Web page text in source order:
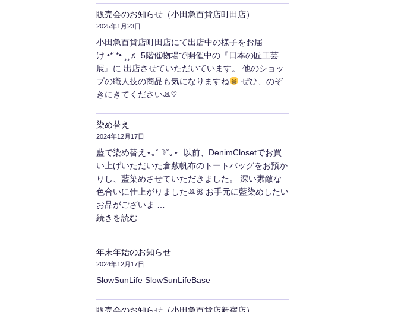
販売会のお知らせ（小田急百貨店町田店）
2025年1月23日
小田急百貨店町田店にて出店中の様子をお届
け.•*¨*•.¸¸♬ 5階催物場で開催中の『日本の匠工芸
展』に 出店させていただいています。 他のショッ
プの職人技の商品も気になりますね
ぜひ、のぞ
きにきてくださいꔛ‬♡
染め替え
2024年12月17日
藍で染め替え⋆｡˚☽˚｡⋆. 以前、DenimClosetでお買
い上げいただいた倉敷帆布のトートバッグをお預か
りし、藍染めさせていただきました。 深い素敵な
色合いに仕上がりましたꔛ‬ꕤ お手元に藍染めしたい
お品がございま …
"染
替
え"
の
続きを読む
年末年始のお知らせ
2024年12月17日
SlowSunLife SlowSunLifeBase
販売会のお知らせ（小田急百貨店新宿店）